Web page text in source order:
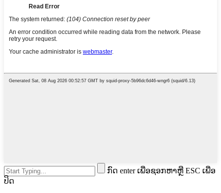
ກົດ enter ເພື່ອຊອກຫາຫຼື ESC ເພື່ອ
ປິດ